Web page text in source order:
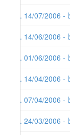
7. 14/07/2006
6. 14/06/2006
5. 01/06/2006
4. 14/04/2006
3. 07/04/2006
2. 24/03/2006